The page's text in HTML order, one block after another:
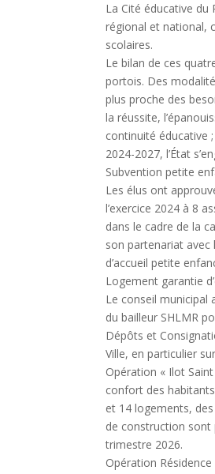
La Cité éducative du
régional et national,
scolaires.
Le bilan de ces
portois. Des
plus proche des
la réussite,
continuité éducative
2024-2027, l’État
Subvention petite
Les élus ont
l’exercice 2024 à 8
dans le cadre de la
son partenariat avec
d’accueil petite
Logement garantie
Le conseil municipal
du bailleur SHLMR
Dépôts et
Ville, en particulier
Opération « Ilot
confort des
et 14 logements,
de construction sont
trimestre 2026.
Opération